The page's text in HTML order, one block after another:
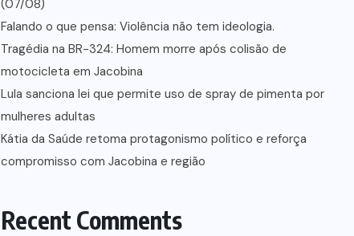
(07/08)
Falando o que pensa: Violência não tem ideologia.
Tragédia na BR-324: Homem morre após colisão de
motocicleta em Jacobina
Lula sanciona lei que permite uso de spray de pimenta por
mulheres adultas
Kátia da Saúde retoma protagonismo político e reforça
compromisso com Jacobina e região
Recent Comments